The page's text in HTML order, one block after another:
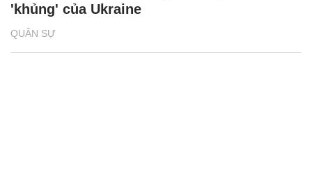
QUÂN SỰ
'khủng' của Ukraine